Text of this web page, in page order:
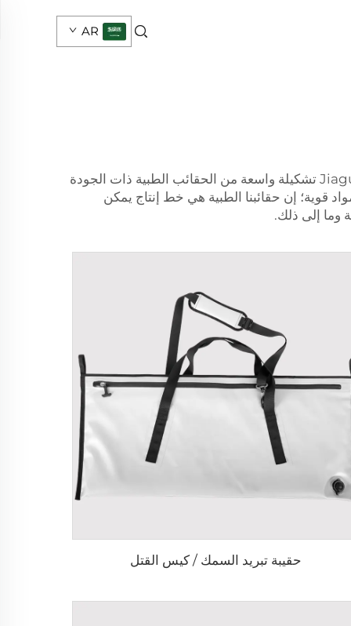
AR
في عالم المستلزمات الطبية، يُعد الاحتفاظ بحقيبة موثوقة ومتينة ضرورة مطلقة لأي طبيب أو ممرضة. توفر شركة Jiaguang تشكيلة واسعة من الحقائب الطبية ذات الجودة
قوية؛ إن حقائبنا الطبية هي خط إنتاج يمكن
وما إلى ذلك.
حقيبة تبريد السمك / كيس القتل